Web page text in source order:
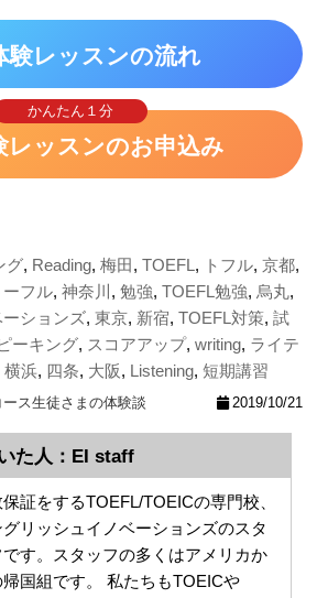
験レッスンの流れ
かんたん１分
レッスンのお申込み
グ, Reading,梅田,TOEFL, トフル,京都,
ーフル,神奈川 ,勉強,TOEFL勉強,烏丸,
ションズ,東京, 新宿,TOEFL対策,試
ーキング, スコアアップ,writing, ライテ
横浜, 四条, 大阪, Listening,短期講習
ース生徒さまの体験談 2019/10/21
た人：EI staff
保証をするTOEFL/TOEICの専門校、
グリッシュイノベーションズのスタ
です。スタッフの多くはアメリカか
帰国組です。 私たちもTOEICや